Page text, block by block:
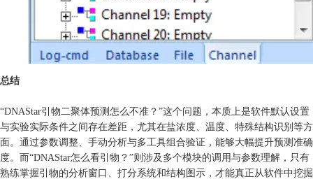
总结
“DNAStar引物二聚体预测怎么不准？”这个问题，本质上是软件默认设置
与实验实际条件之间存在差距，尤其在盐浓度、温度、特殊结构识别等方
面。通过参数调整、手动分析与多工具组合验证，能够大幅提升预测准确
度。而“DNAStar怎么看引物？”则涉及多个模块的调用与参数理解，只有
熟练掌握引物的分析窗口、打分系统和结构图示，才能真正从软件中挖掘